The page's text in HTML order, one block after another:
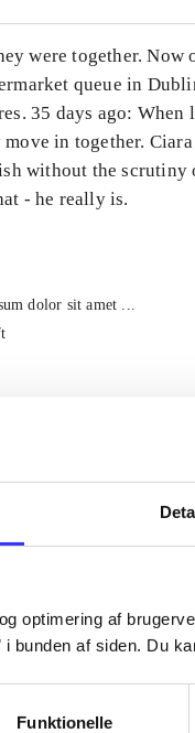
optimering af
bunden af siden. Du
Funktionelle
were together. Now
queue in
35 days ago:
in together.
without the scrutiny
- he really is.
dolor sit amet ...